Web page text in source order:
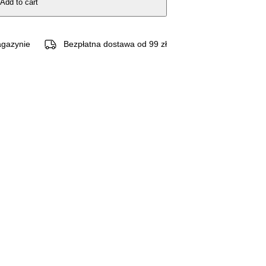
Add to cart
Bezpłatna dostawa od 99 zł